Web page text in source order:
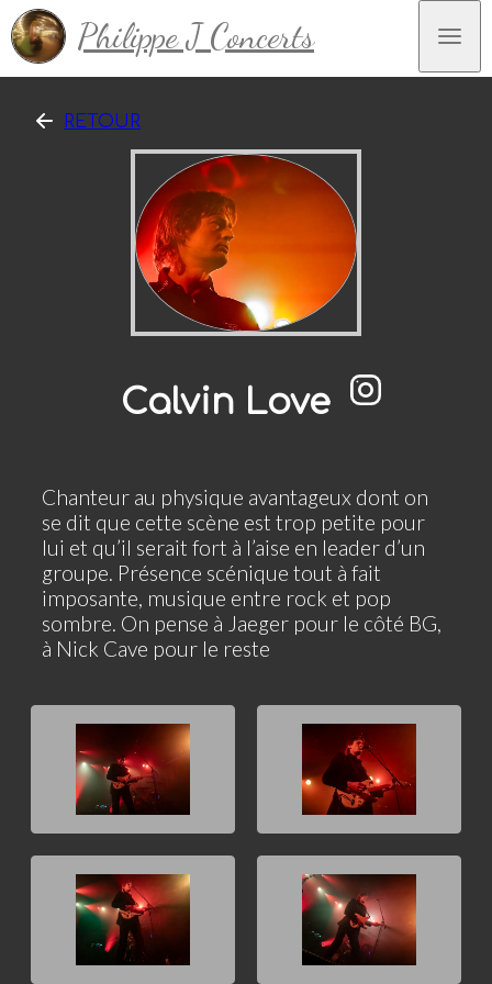
Philippe J Concerts
RETOUR
Calvin Love
Chanteur au physique avantageux dont on
se dit que cette scène est trop petite pour
lui et qu’il serait fort à l’aise en leader d’un
groupe. Présence scénique tout à fait
imposante, musique entre rock et pop
sombre. On pense à Jaeger pour le côté BG,
à Nick Cave pour le reste